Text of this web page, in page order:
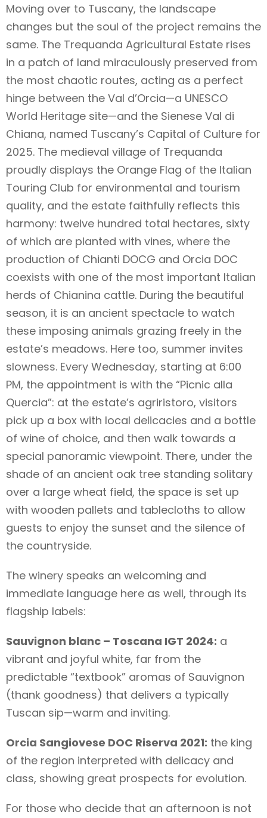
Moving over to Tuscany, the landscape
changes but the soul of the project remains the
same. The Trequanda Agricultural Estate rises
in a patch of land miraculously preserved from
the most chaotic routes, acting as a perfect
hinge between the Val d’Orcia—a UNESCO
World Heritage site—and the Sienese Val di
Chiana, named Tuscany’s Capital of Culture for
2025. The medieval village of Trequanda
proudly displays the Orange Flag of the Italian
Touring Club for environmental and tourism
quality, and the estate faithfully reflects this
harmony: twelve hundred total hectares, sixty
of which are planted with vines, where the
production of Chianti DOCG and Orcia DOC
coexists with one of the most important Italian
herds of Chianina cattle. During the beautiful
season, it is an ancient spectacle to watch
these imposing animals grazing freely in the
estate’s meadows. Here too, summer invites
slowness. Every Wednesday, starting at 6:00
PM, the appointment is with the “Picnic alla
Quercia”: at the estate’s agriristoro, visitors
pick up a box with local delicacies and a bottle
of wine of choice, and then walk towards a
special panoramic viewpoint. There, under the
shade of an ancient oak tree standing solitary
over a large wheat field, the space is set up
with wooden pallets and tablecloths to allow
guests to enjoy the sunset and the silence of
the countryside.
The winery speaks an welcoming and
immediate language here as well, through its
flagship labels:
Sauvignon blanc – Toscana IGT 2024: a
vibrant and joyful white, far from the
predictable “textbook” aromas of Sauvignon
(thank goodness) that delivers a typically
Tuscan sip—warm and inviting.
Orcia Sangiovese DOC Riserva 2021: the king
of the region interpreted with delicacy and
class, showing great prospects for evolution.
For those who decide that an afternoon is not